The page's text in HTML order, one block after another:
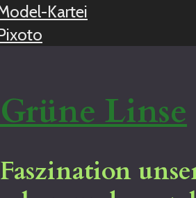
Kartei
Grüne Linse
Faszination